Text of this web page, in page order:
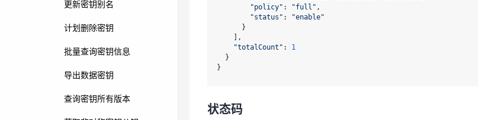
更新密钥别名
计划删除密钥
批量查询密钥信息
导出数据密钥
查询密钥所有版本
状态码
错误码
请参考
"policy" : "full" ,
"status" :
"enable"
"totalCount" : 1
}
状态码